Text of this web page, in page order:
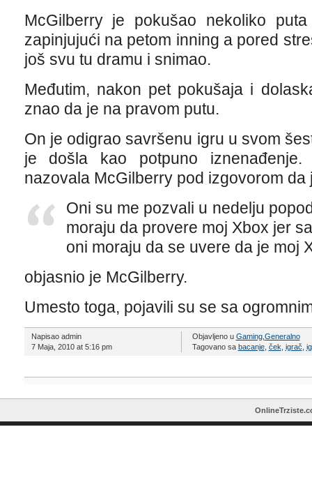
McGilberry je pokušao nekoliko
zapinjujući na petom inning a pored
još svu tu dramu i snimao.
Međutim, nakon pet pokušaja i
znao da je na pravom putu.
On je odigrao savršenu igru u svom
je došla kao potpuno
nazovala McGilberry pod izgovorom da
Oni su me pozvali u nedelju
moraju da provere moj Xbox jer
oni moraju da se uvere da je moj
objasnio je McGilberry.
Umesto toga, pojavili su se sa
Napisao admin
7 Maja, 2010 at 5:16 pm
Objavljeno u Gaming, Generalno
Tagovano sa bacanje, ček igrač